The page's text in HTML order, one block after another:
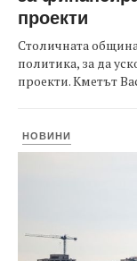
проекти
Столичната
политика, за да
проекти. Кметът
НОВИНИ